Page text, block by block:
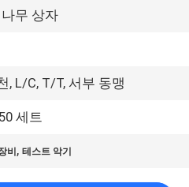
무 상자
, L/C, T/T, 서부 동맹
세트
비 ,테스트 악기